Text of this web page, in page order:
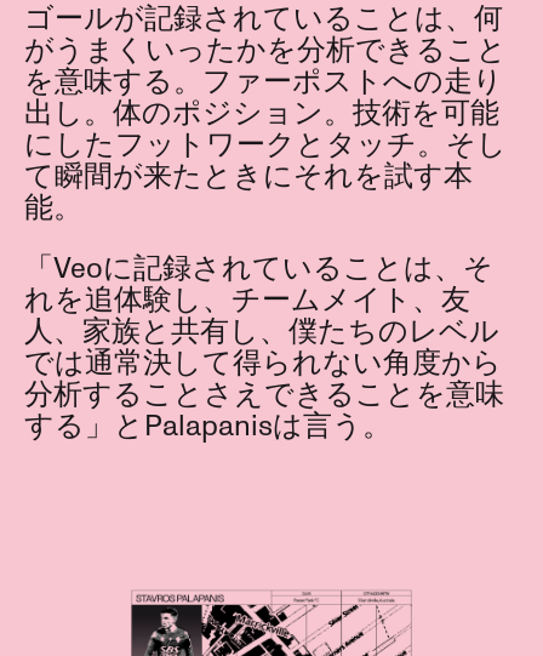
ゴールが記録されていることは、何
がうまくいったかを分析できること
を意味する。ファーポストへの走り
出し。体のポジション。技術を可能
にしたフットワークとタッチ。そし
て瞬間が来たときにそれを試す本
能。
「Veoに記録されていることは、そ
れを追体験し、チームメイト、友
人、家族と共有し、僕たちのレベル
では通常決して得られない角度から
分析することさえできることを意味
する」とPalapanisは言う。